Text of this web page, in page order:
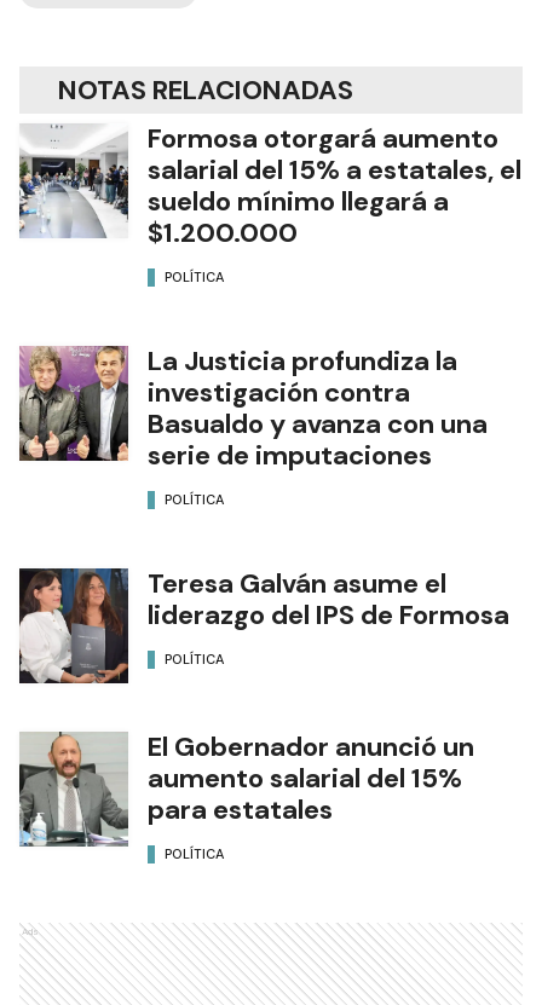
NOTAS RELACIONADAS
Formosa otorgará aumento
salarial del 15% a estatales, el
sueldo mínimo llegará a
$1.200.000
POLÍTICA
La Justicia profundiza la
investigación contra
Basualdo y avanza con una
serie de imputaciones
POLÍTICA
Teresa Galván asume el
liderazgo del IPS de Formosa
POLÍTICA
El Gobernador anunció un
aumento salarial del 15%
para estatales
POLÍTICA
Ads